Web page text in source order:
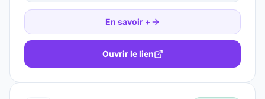
En savoir +
Ouvrir le lien